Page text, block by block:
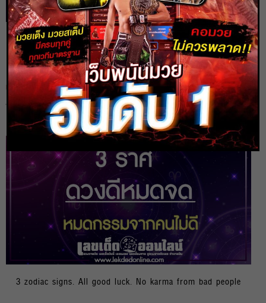
ดูดวง 3 ราศี ดวงดีหมดจด หมดกรรมจาก
คนไม่ดี
Home ดูดวง ดูดวง 3 ราศี ดวงดีหมดจด หมดกรรมจากคนไม่ดี
heng99 19 ส.ค. 2022
3 zodiac signs. All good luck. No karma from bad people